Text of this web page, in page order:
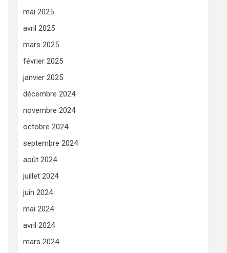
mai 2025
avril 2025
mars 2025
février 2025
janvier 2025
décembre 2024
novembre 2024
octobre 2024
septembre 2024
août 2024
juillet 2024
juin 2024
mai 2024
avril 2024
mars 2024